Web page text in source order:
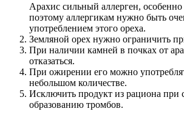
Арахис сильный аллерген,
поэтому аллергикам нужно быть
употреблением этого ореха.
Земляной орех нужно ограничить
При наличии камней в почках от
отказаться.
При ожирении его можно
небольшом количестве.
Исключить продукт из рациона при
образованию тромбов.